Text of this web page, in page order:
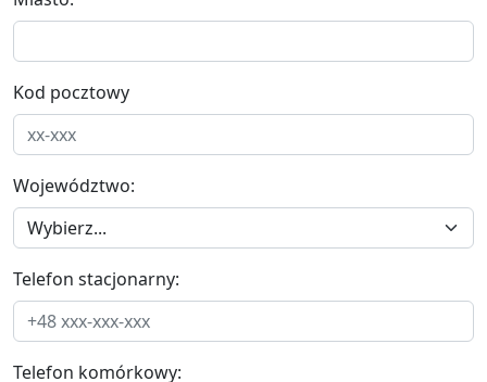
Kod pocztowy
Województwo:
Telefon stacjonarny:
Telefon komórkowy: